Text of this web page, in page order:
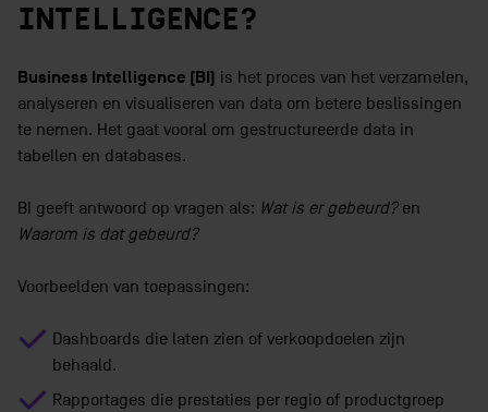
INTELLIGENCE?
Business Intelligence (BI) is het proces van het verzamelen,
analyseren en visualiseren van data om betere beslissingen
te nemen. Het gaat vooral om gestructureerde data in
tabellen en databases.
BI geeft antwoord op vragen als: Wat is er gebeurd?en
Waarom is dat gebeurd?
Voorbeelden van toepassingen:
Dashboards die laten zien of verkoopdoelen zijn
behaald.
Rapportages die prestaties per regio of productgroep